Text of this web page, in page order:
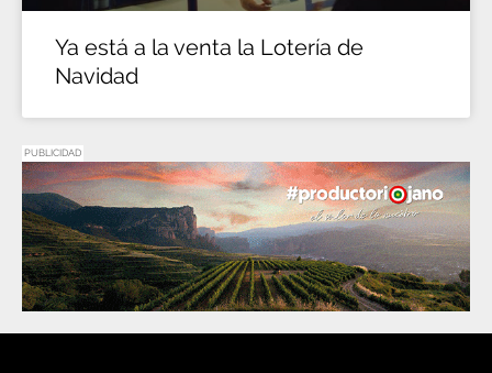
Ya está a la venta la Lotería de
Navidad
PUBLICIDAD